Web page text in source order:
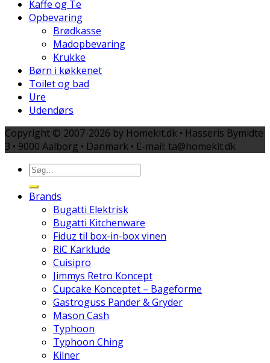
Kaffe og Te
Opbevaring
Brødkasse
Madopbevaring
Krukke
Børn i køkkenet
Toilet og bad
Ure
Udendørs
Copyright © 2007-2026 by Homekit.dk • Hasseris Bymidte
3 • 9000 Aalborg • Danmark • E-mail: ta@homekit.dk
Brands
Bugatti Elektrisk
Bugatti Kitchenware
Fiduz til box-in-box vinen
RiC Karklude
Cuisipro
Jimmys Retro Koncept
Cupcake Konceptet – Bageforme
Gastroguss Pander & Gryder
Mason Cash
Typhoon
Typhoon Ching
Kilner